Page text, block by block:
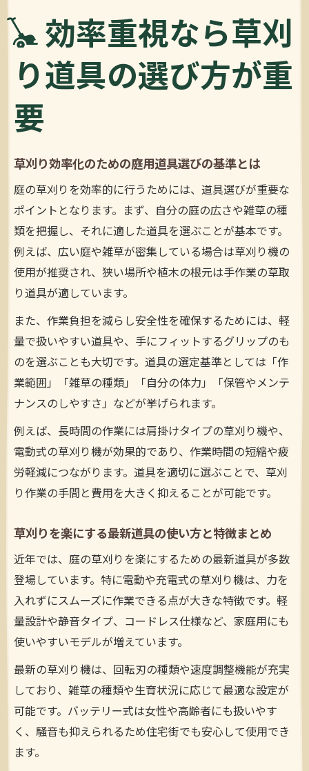
効率重視なら草刈
り道具の選び方が重
要
草刈り効率化のための庭用道具選びの基準とは
庭の草刈りを効率的に行うためには、道具選びが重要な
ポイントとなります。まず、自分の庭の広さや雑草の種
類を把握し、それに適した道具を選ぶことが基本です。
例えば、広い庭や雑草が密集している場合は草刈り機の
使用が推奨され、狭い場所や植木の根元は手作業の草取
り道具が適しています。
また、作業負担を減らし安全性を確保するためには、軽
量で扱いやすい道具や、手にフィットするグリップのも
のを選ぶことも大切です。道具の選定基準としては「作
業範囲」「雑草の種類」「自分の体力」「保管やメンテ
ナンスのしやすさ」などが挙げられます。
例えば、長時間の作業には肩掛けタイプの草刈り機や、
電動式の草刈り機が効果的であり、作業時間の短縮や疲
労軽減につながります。道具を適切に選ぶことで、草刈
り作業の手間と費用を大きく抑えることが可能です。
草刈りを楽にする最新道具の使い方と特徴まとめ
近年では、庭の草刈りを楽にするための最新道具が多数
登場しています。特に電動や充電式の草刈り機は、力を
入れずにスムーズに作業できる点が大きな特徴です。軽
量設計や静音タイプ、コードレス仕様など、家庭用にも
使いやすいモデルが増えています。
最新の草刈り機は、回転刃の種類や速度調整機能が充実
しており、雑草の種類や生育状況に応じて最適な設定が
可能です。バッテリー式は女性や高齢者にも扱いやす
く、騒音も抑えられるため住宅街でも安心して使用でき
ます。